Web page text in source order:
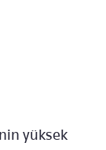
yüksek